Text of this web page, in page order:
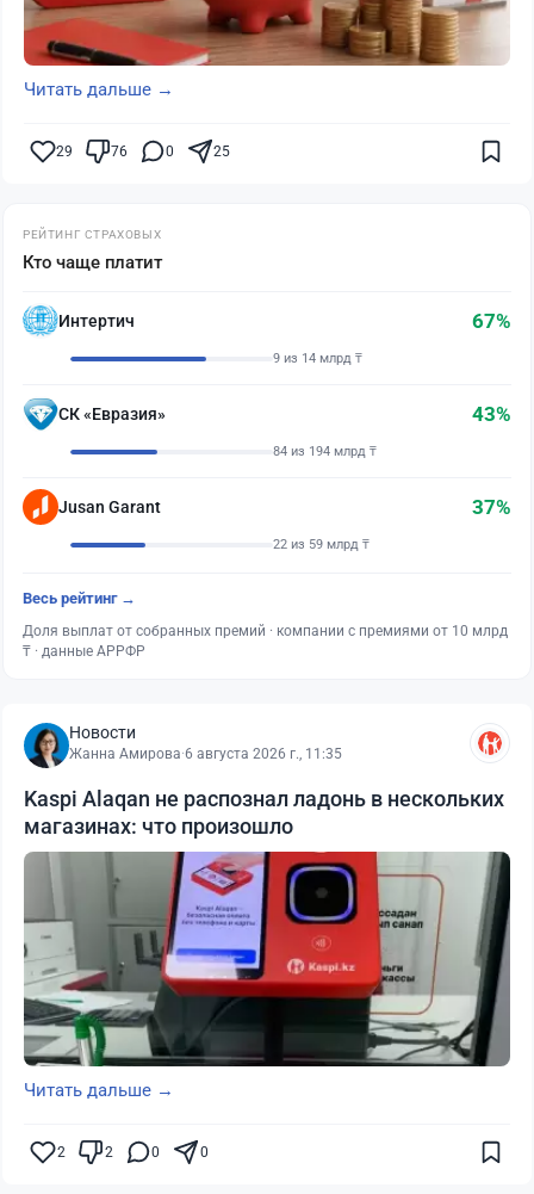
Читать дальше →
29 76 0 25
РЕЙТИНГ СТРАХОВЫХ
Кто чаще платит
Интертич 67%
9 из 14 млрд ₸
СК «Евразия» 43%
84 из 194 млрд ₸
Jusan Garant 37%
22 из 59 млрд ₸
Весь рейтинг →
Доля выплат от собранных премий · компании с премиями от 10 млрд
₸ · данные АРРФР
Новости
Жанна Амирова·6 августа 2026 г., 11:35
Kaspi Alaqan не распознал ладонь в нескольких
магазинах: что произошло
Читать дальше →
2 2 0 0